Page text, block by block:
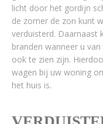
licht door het gordijn
de zomer de zon kunt
verduisterd. Daarnaast
branden wanneer u
ook te zien zijn.
wagen bij uw woning
het huis is.